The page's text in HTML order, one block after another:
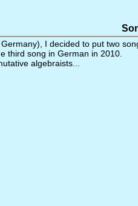
I decided to put two
third song in German in 2010.
algebraists...